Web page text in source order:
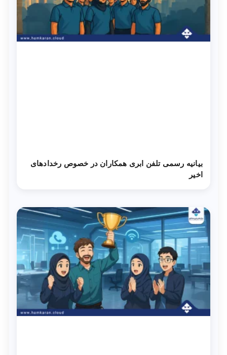
بیانیه رسمی تلفن ابری همکاران در خصوص رخدادهای
اخیر